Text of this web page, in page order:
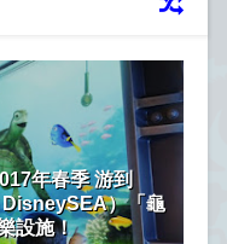
年春季 游到
DisneySEA）「龜
設施！